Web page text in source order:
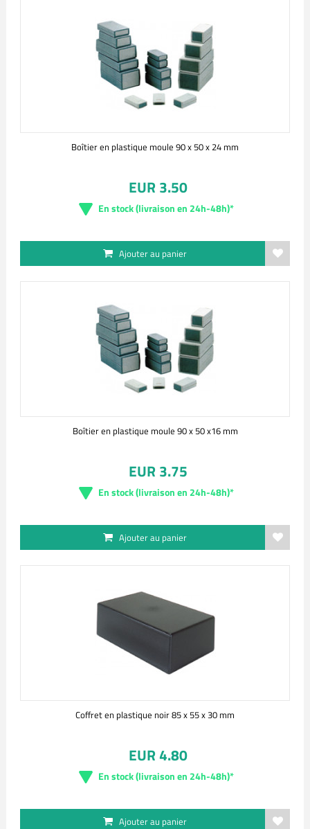
Boîtier en plastique moule 90 x 50 x 24 mm
EUR 3.50
En stock (livraison en 24h-48h)*
Ajouter au panier
Boîtier en plastique moule 90 x 50 x16 mm
EUR 3.75
En stock (livraison en 24h-48h)*
Ajouter au panier
Coffret en plastique noir 85 x 55 x 30 mm
EUR 4.80
En stock (livraison en 24h-48h)*
Ajouter au panier